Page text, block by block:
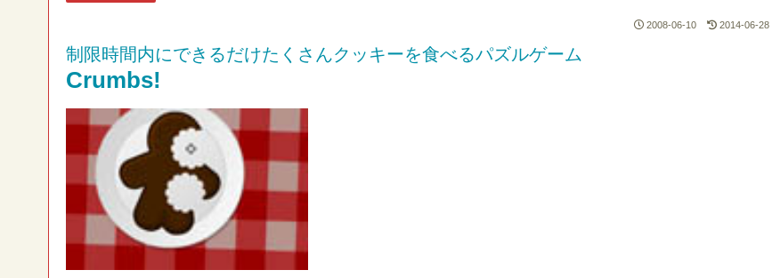
2008-06-10 2014-06-28
制限時間内にできるだけたくさんクッキーを食べるパズルゲーム
Crumbs!